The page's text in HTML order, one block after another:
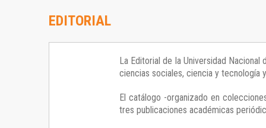
EDITORIAL
La Editorial de la Universidad
ciencias sociales, ciencia y tecnología
El catálogo -organizado en
tres publicaciones académicas